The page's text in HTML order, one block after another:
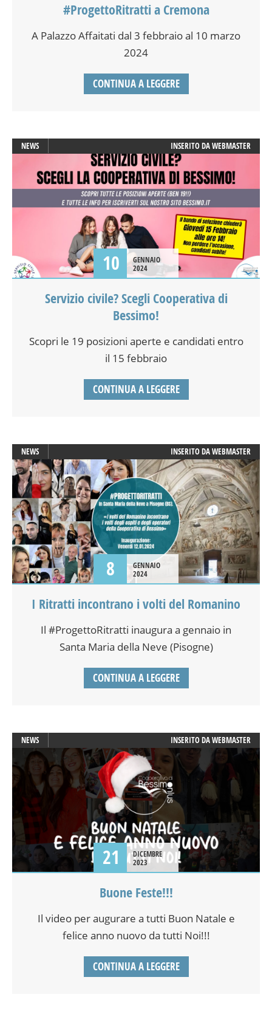
#ProgettoRitratti a Cremona
A Palazzo Affaitati dal 3 febbraio al 10 marzo
2024
CONTINUA A LEGGERE
NEWS INSERITO DAWEBMASTER
10
GENNAIO
2024
Servizio civile? Scegli Cooperativa di
Bessimo!
Scopri le 19 posizioni aperte e candidati entro
il 15 febbraio
CONTINUA A LEGGERE
NEWS INSERITO DAWEBMASTER
8
GENNAIO
2024
I Ritratti incontrano i volti del Romanino
Il #ProgettoRitratti inaugura a gennaio in
Santa Maria della Neve (Pisogne)
CONTINUA A LEGGERE
NEWS INSERITO DAWEBMASTER
21
DICEMBRE
2023
Buone Feste!!!
Il video per augurare a tutti Buon Natale e
felice anno nuovo da tutti Noi!!!
CONTINUA A LEGGERE